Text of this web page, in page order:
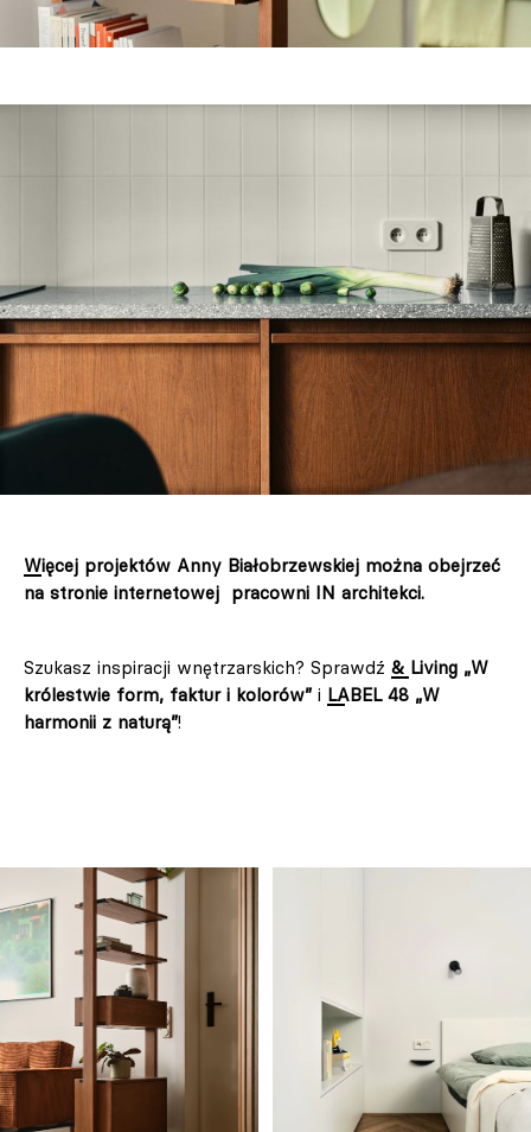
Więcej projektów Anny Białobrzewskiej można obejrzeć
na stronie internetowej pracowni IN architekci.
Szukasz inspiracji wnętrzarskich? Sprawdź & Living „W
królestwie form, faktur i kolorów” i LABEL 48 „W
harmonii z naturą”!